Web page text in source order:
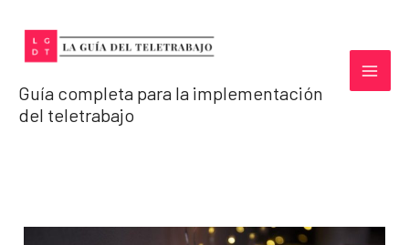
contenido
Guía completa para la implementación
del teletrabajo